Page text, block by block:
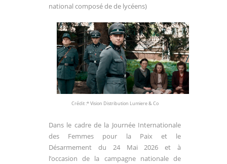
national composé de de lycéens)
Crédit :*Vision Distribution Lumiere & Co
Dans le cadre de la Journée Internationale
des Femmes pour la Paix et le
Désarmement du 24 Mai 2026et à
l’occasion de la campagne nationale de